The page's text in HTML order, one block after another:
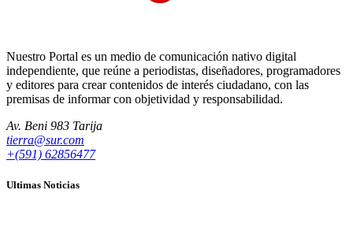
Nuestro Portal es un medio de comunicación nativo digital
independiente, que reúne a periodistas, diseñadores, programadores
y editores para crear contenidos de interés ciudadano, con las
premisas de informar con objetividad y responsabilidad.
Av. Beni 983 Tarija
tierra@sur.com
+(591) 62856477
Ultimas Noticias